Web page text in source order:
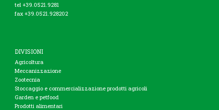
tel +39.0521.9281
fax +39.0521.928202
DIVISIONI
Agricoltura
Meccanizzazione
Zootecnia
Stoccaggio e commercializzazione prodotti agricoli
Garden e petfood
Prodotti alimentari